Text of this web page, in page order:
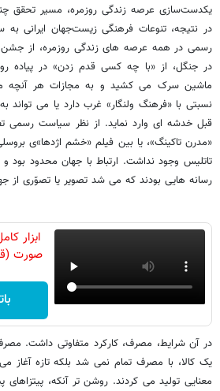
یکدست‌سازی عرصه زندگی روزمره، مسیر تحقق
در نتیجه، تنوعات فرهنگی زیست‌جهان
رسمی در همه عرصه های زندگی روزمره، از
در جنگل، از «با چه کسی قدم زدن» در پیاده
ماشین سرک می کشید و به مجازات هر آنچه
نسبتی با «فرهنگ ولنگار» غرب دارد یا می
قبل خدشه ای وارد نماید. از نظر سیاست رسمی
«مدرن تاکینگ»، یا بین فیلم «خشم اژدها»ی
تاتلیس وجود نداشت. ارتباط با جهان محدود بود و
رسانه هایی بودند که می شد تصویر یا تصوّری از
ابزار
صورت
در آن شرایط، مصرف، کارکرد متفاوتی داشت.
یک کالا، با مصرف تمام نمی شد بلکه تازه آغاز
معنایی تولید می کردند. روشن تر آنکه، پیتزاهای